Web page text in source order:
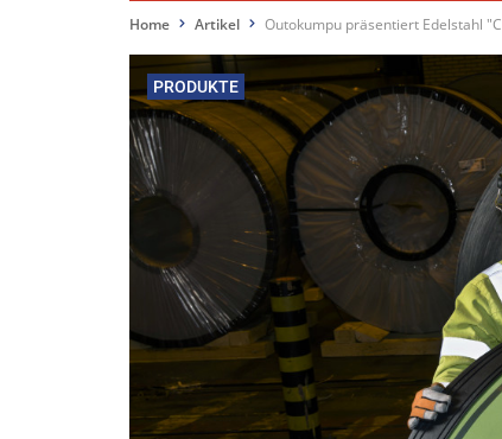
Home Artikel Outokumpu präsentiert Edelstahl
PRODUKTE